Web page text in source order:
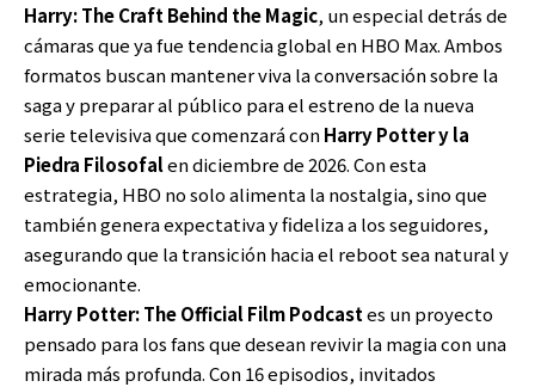
Harry: The Craft Behind the Magic, un especial detrás de
cámaras que ya fue tendencia global en HBO Max. Ambos
formatos buscan mantener viva la conversación sobre la
saga y preparar al público para el estreno de la nueva
serie televisiva que comenzará conHarry Potter y la
Piedra Filosofalen diciembre de 2026. Con esta
estrategia, HBO no solo alimenta la nostalgia, sino que
también genera expectativa y fideliza a los seguidores,
asegurando que la transición hacia el reboot sea natural y
emocionante.
Harry Potter: The Official Film Podcastes un proyecto
pensado para los fans que desean revivir la magia con una
mirada más profunda. Con 16 episodios, invitados